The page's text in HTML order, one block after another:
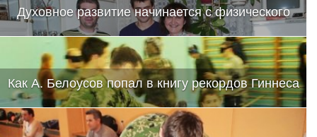
Духовное развитие начинается с физического
Как А. Белоусов попал в книгу рекордов Гиннеса